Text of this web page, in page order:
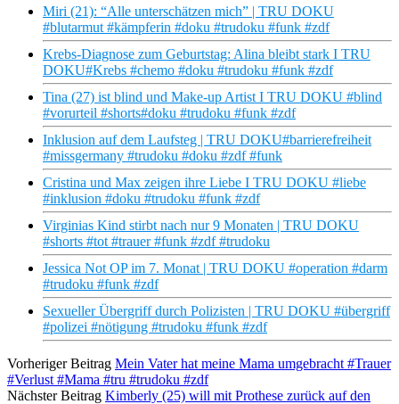
Miri (21): “Alle unterschätzen mich” | TRU DOKU
#blutarmut #kämpferin #doku #trudoku #funk #zdf
Krebs-Diagnose zum Geburtstag: Alina bleibt stark I TRU
DOKU#Krebs #chemo #doku #trudoku #funk #zdf
Tina (27) ist blind und Make-up Artist I TRU DOKU #blind
#vorurteil #shorts#doku #trudoku #funk #zdf
Inklusion auf dem Laufsteg | TRU DOKU#barrierefreiheit
#missgermany #trudoku #doku #zdf #funk
Cristina und Max zeigen ihre Liebe I TRU DOKU #liebe
#inklusion #doku #trudoku #funk #zdf
Virginias Kind stirbt nach nur 9 Monaten | TRU DOKU
#shorts #tot #trauer #funk #zdf #trudoku
Jessica Not OP im 7. Monat | TRU DOKU #operation #darm
#trudoku #funk #zdf
Sexueller Übergriff durch Polizisten | TRU DOKU #übergriff
#polizei #nötigung #trudoku #funk #zdf
Vorheriger Beitrag Mein Vater hat meine Mama umgebracht #Trauer
#Verlust #Mama #tru #trudoku #zdf
Nächster Beitrag Kimberly (25) will mit Prothese zurück auf den